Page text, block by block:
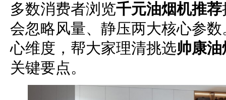
多数消费者浏览千元油烟机推荐
会忽略风量、静压两大核心参
心维度，帮大家理清挑选帅康
关键要点。